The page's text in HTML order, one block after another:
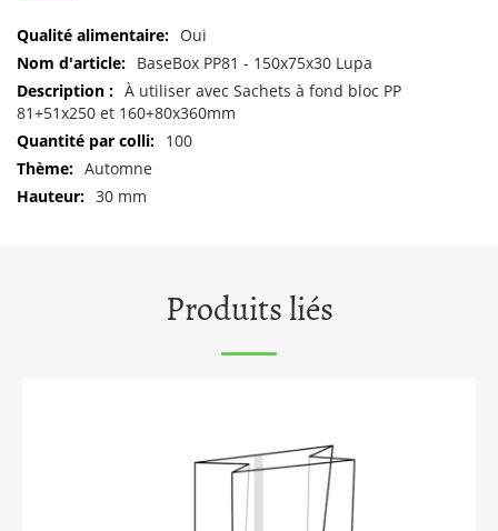
Pour
plus
Oui
BaseBox PP81 - 150x75x30 Lupa
À utiliser avec Sachets à fond bloc PP
81+51x250 et 160+80x360mm
100
Automne
30 mm
Produits liés